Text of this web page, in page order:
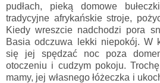
pudłach, pieką domowe
tradycyjne afrykańskie stroje,
Kiedy wreszcie nadchodzi pora
Basia odczuwa lekki niepokój. W
się jej spędzać noc poza
otoczeniu i cudzym pokoju.
mamy, jej własnego łóżeczka i